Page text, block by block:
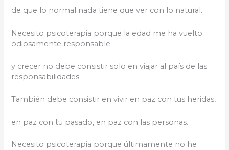
de que lo normal nada tiene que ver con lo natural.
Necesito psicoterapia porque la edad me ha vuelto
odiosamente responsable
y crecer no debe consistir solo en viajar al país de las
responsabilidades.
También debe consistir en vivir en paz con tus heridas,
en paz con tu pasado, en paz con las personas.
Necesito psicoterapia porque últimamente no he